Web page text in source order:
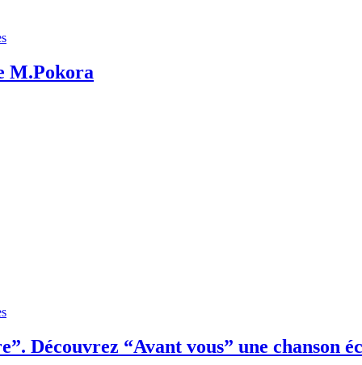
M.Pokora
Découvrez “Avant vous” une chanson